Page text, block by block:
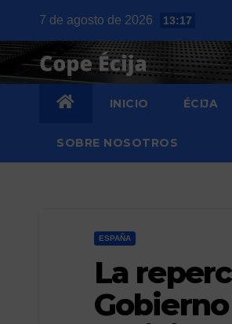
contenido
7 de agosto de 2026 13:17
INICIO ÉCIJA
SOBRE NOSOTROS
ESPAÑA
La